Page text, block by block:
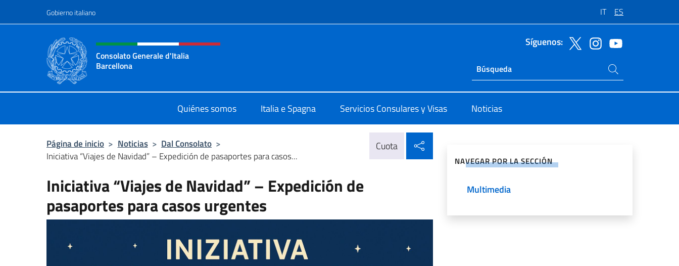
Gobierno italiano IT ES
Encabezado del sitio web, redes sociales y menú
Consolato Generale d'Italia
Barcellona
Síguenos:
Ricerca sito live
Buscar en el sitio
Quiénes somos Italia e Spagna Servicios Consulares y Visas Noticias
Página de inicio > Noticias > Dal Consolato >
Iniciativa “Viajes de Navidad” – Expedición de pasaportes para casos...
Cuota
Iniciativa “Viajes de Navidad” – Expedición de
pasaportes para casos urgentes
NAVEGAR POR LA SECCIÓN
Multimedia